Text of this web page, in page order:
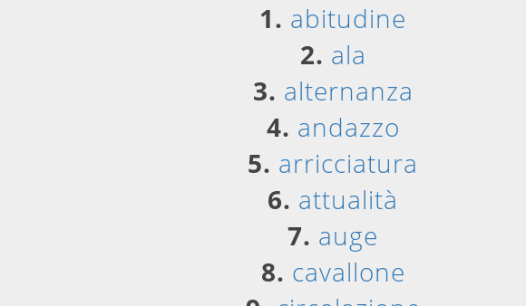
1. abitudine
2. ala
3. alternanza
4. andazzo
5. arricciatura
6. attualità
7. auge
8. cavallone